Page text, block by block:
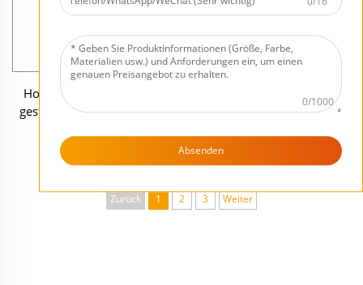
Hochwertige, individuell
gestaltbare Hoodie-Corgi-
Großhandel, individuell
gestaltbare Boutique-
Kunsthandwerk für den
Farbstatue eines Fußball-
Weltmeisterschaft aus Harz
– Großhandel, individuell
Kunsthandwerk für den
Zurück 1 2 3 Weiter
0/1000
Absenden